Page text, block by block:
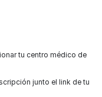
tu centro médico de
junto el link de tu